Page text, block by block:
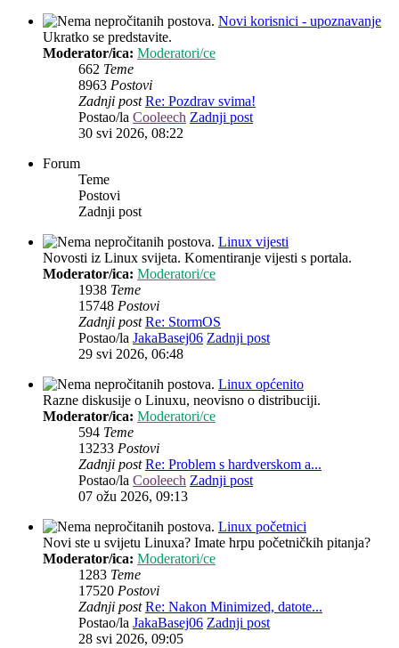
Novi korisnici - upoznavanje
Ukratko se predstavite.
Moderator/ica: Moderatori/ce
662 Teme
8963 Postovi
Zadnji post Re: Pozdrav svima!
Postao/la Cooleech Zadnji post
30 svi 2026, 08:22
Forum
Teme
Postovi
Zadnji post
Linux vijesti
Novosti iz Linux svijeta. Komentiranje vijesti s portala.
Moderator/ica: Moderatori/ce
1938 Teme
15748 Postovi
Zadnji post Re: StormOS
Postao/la JakaBasej06 Zadnji post
29 svi 2026, 06:48
Linux općenito
Razne diskusije o Linuxu, neovisno o distribuciji.
Moderator/ica: Moderatori/ce
594 Teme
13233 Postovi
Zadnji post Re: Problem s hardverskom a...
Postao/la Cooleech Zadnji post
07 ožu 2026, 09:13
Linux početnici
Novi ste u svijetu Linuxa? Imate hrpu početničkih pitanja?
Moderator/ica: Moderatori/ce
1283 Teme
17520 Postovi
Zadnji post Re: Nakon Minimized, datote...
Postao/la JakaBasej06 Zadnji post
28 svi 2026, 09:05